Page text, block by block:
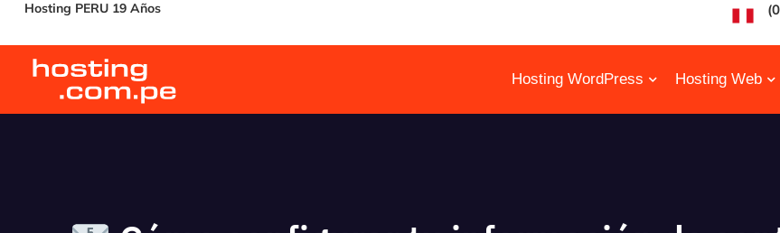
Hosting PERU 19 Años
Hosting WordPress Hosting Web